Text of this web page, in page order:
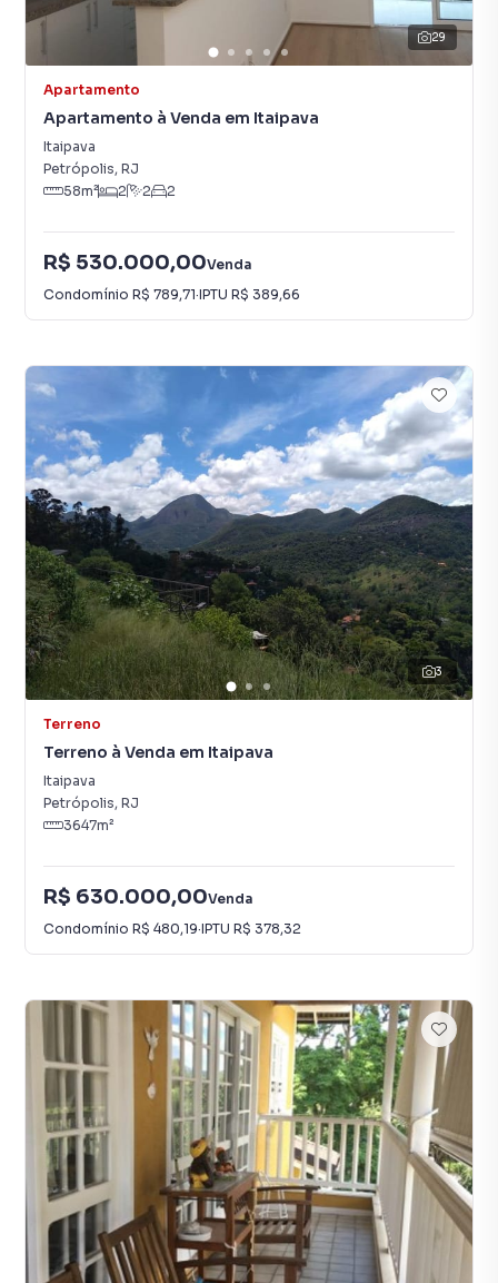
29
Apartamento
Apartamento à Venda em Itaipava
Itaipava
Petrópolis, RJ
58m² 2 2 2
R$ 530.000,00Venda
Condomínio R$ 789,71·IPTU R$ 389,66
3
Terreno
Terreno à Venda em Itaipava
Itaipava
Petrópolis, RJ
3647m²
R$ 630.000,00Venda
Condomínio R$ 480,19·IPTU R$ 378,32